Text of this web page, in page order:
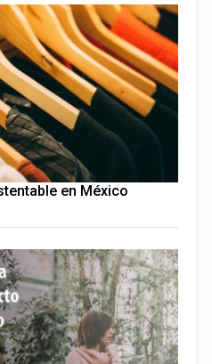
en México